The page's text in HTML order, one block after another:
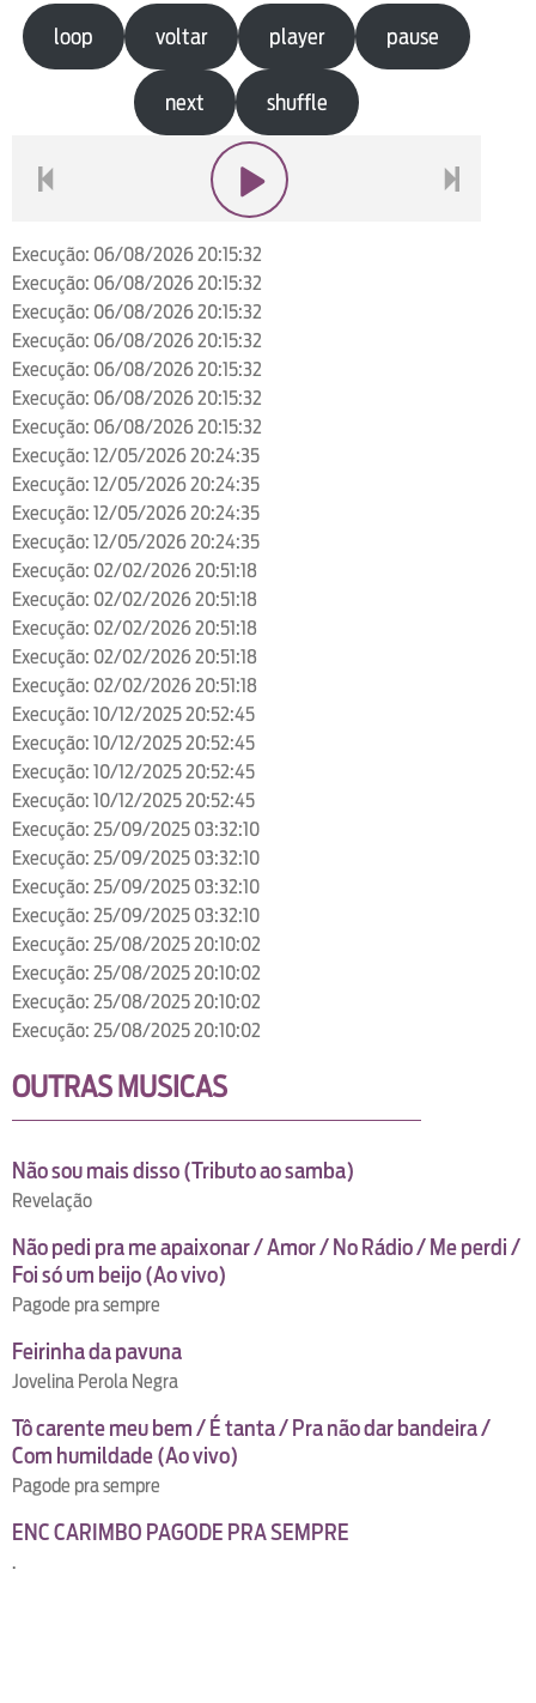
loop voltar player pause
next shuffle
Execução: 06/08/2026 20:15:32
Execução: 06/08/2026 20:15:32
Execução: 06/08/2026 20:15:32
Execução: 06/08/2026 20:15:32
Execução: 06/08/2026 20:15:32
Execução: 06/08/2026 20:15:32
Execução: 06/08/2026 20:15:32
Execução: 12/05/2026 20:24:35
Execução: 12/05/2026 20:24:35
Execução: 12/05/2026 20:24:35
Execução: 12/05/2026 20:24:35
Execução: 02/02/2026 20:51:18
Execução: 02/02/2026 20:51:18
Execução: 02/02/2026 20:51:18
Execução: 02/02/2026 20:51:18
Execução: 02/02/2026 20:51:18
Execução: 10/12/2025 20:52:45
Execução: 10/12/2025 20:52:45
Execução: 10/12/2025 20:52:45
Execução: 10/12/2025 20:52:45
Execução: 25/09/2025 03:32:10
Execução: 25/09/2025 03:32:10
Execução: 25/09/2025 03:32:10
Execução: 25/09/2025 03:32:10
Execução: 25/08/2025 20:10:02
Execução: 25/08/2025 20:10:02
Execução: 25/08/2025 20:10:02
Execução: 25/08/2025 20:10:02
OUTRAS MUSICAS
Não sou mais disso (Tributo ao samba)
Revelação
Não pedi pra me apaixonar / Amor / No Rádio / Me perdi /
Foi só um beijo (Ao vivo)
Pagode pra sempre
Feirinha da pavuna
Jovelina Perola Negra
Tô carente meu bem / É tanta / Pra não dar bandeira /
Com humildade (Ao vivo)
Pagode pra sempre
ENC CARIMBO PAGODE PRA SEMPRE
.